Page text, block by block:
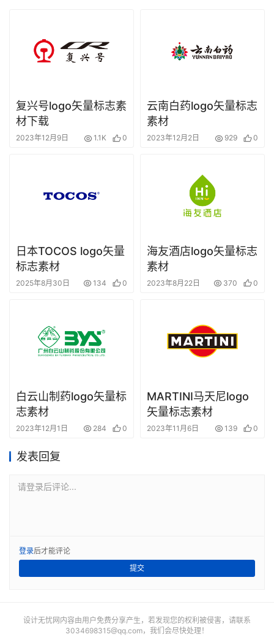
复兴号logo矢量标志素
材下载
2023年12月9日 1.1K 0
云南白药logo矢量标志
素材
2023年12月2日 929 0
日本TOCOS logo矢量
标志素材
2025年8月30日 134 0
海友酒店logo矢量标志
素材
2023年8月22日 370 0
白云山制药logo矢量标
志素材
2023年12月1日 284 0
MARTINI马天尼logo
矢量标志素材
2023年11月6日 139 0
发表回复
请登录后评论...
登录后才能评论
提交
设计无忧网内容由用户免费分享产生，若发现您的权利被侵害，请联系
3034698315@qq.com，我们会尽快处理！